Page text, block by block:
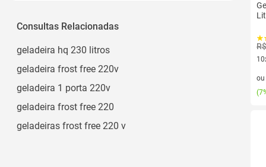
Consultas Relacionadas
geladeira hq 230 litros
geladeira frost free 220v
geladeira 1 porta 220v
geladeira frost free 220
geladeiras frost free 220 v
ou
(